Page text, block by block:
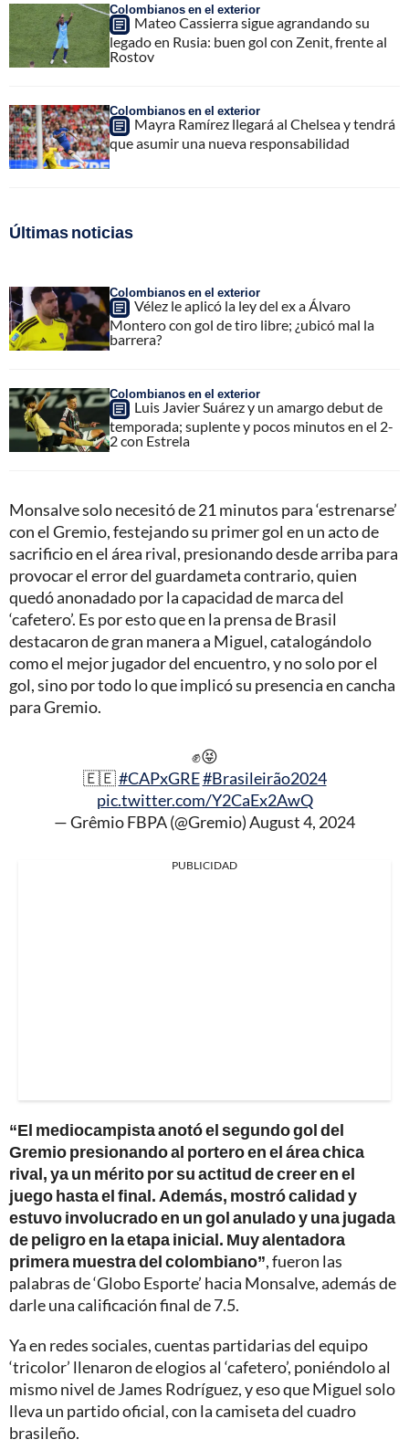
Colombianos en el exterior
Mateo Cassierra sigue agrandando su
legado en Rusia: buen gol con Zenit, frente al
Rostov
Colombianos en el exterior
Mayra Ramírez llegará al Chelsea y tendrá
que asumir una nueva responsabilidad
Últimas noticias
Colombianos en el exterior
Vélez le aplicó la ley del ex a Álvaro
Montero con gol de tiro libre; ¿ubicó mal la
barrera?
Colombianos en el exterior
Luis Javier Suárez y un amargo debut de
temporada; suplente y pocos minutos en el 2-
2 con Estrela
Monsalve solo necesitó de 21 minutos para ‘estrenarse’
con el Gremio, festejando su primer gol en un acto de
sacrificio en el área rival, presionando desde arriba para
provocar el error del guardameta contrario, quien
quedó anonadado por la capacidad de marca del
‘cafetero’. Es por esto que en la prensa de Brasil
destacaron de gran manera a Miguel, catalogándolo
como el mejor jugador del encuentro, y no solo por el
gol, sino por todo lo que implicó su presencia en cancha
para Gremio.
✊😝
🇪🇪#CAPxGRE#Brasileirão2024
pic.twitter.com/Y2CaEx2AwQ
— Grêmio FBPA (@Gremio)August 4, 2024
PUBLICIDAD
“El mediocampista anotó el segundo gol del
Gremio presionando al portero en el área chica
rival, ya un mérito por su actitud de creer en el
juego hasta el final. Además, mostró calidad y
estuvo involucrado en un gol anulado y una jugada
de peligro en la etapa inicial. Muy alentadora
primera muestra del colombiano”, fueron las
palabras de ‘Globo Esporte’ hacia Monsalve, además de
darle una calificación final de 7.5.
Ya en redes sociales, cuentas partidarias del equipo
‘tricolor’ llenaron de elogios al ‘cafetero’, poniéndolo al
mismo nivel de James Rodríguez, y eso que Miguel solo
lleva un partido oficial, con la camiseta del cuadro
brasileño.